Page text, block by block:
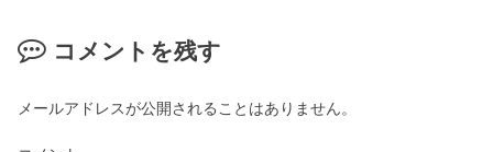
コメントを残す
メールアドレスが公開されることはありません。